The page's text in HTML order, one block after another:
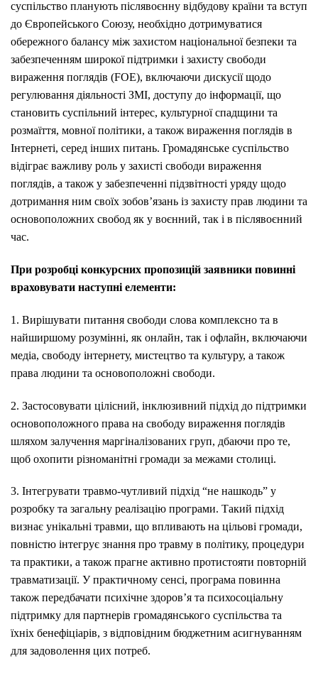
суспільство планують післявоєнну відбудову країни та вступ
до Європейського Союзу, необхідно дотримуватися
обережного балансу між захистом національної безпеки та
забезпеченням широкої підтримки і захисту свободи
вираження поглядів (FOE), включаючи дискусії щодо
регулювання діяльності ЗМІ, доступу до інформації, що
становить суспільний інтерес, культурної спадщини та
розмаїття, мовної політики, а також вираження поглядів в
Інтернеті, серед інших питань. Громадянське суспільство
відіграє важливу роль у захисті свободи вираження
поглядів, а також у забезпеченні підзвітності уряду щодо
дотримання ним своїх зобов’язань із захисту прав людини та
основоположних свобод як у воєнний, так і в післявоєнний
час.
При розробці конкурсних пропозицій заявники повинні
враховувати наступні елементи:
1. Вирішувати питання свободи слова комплексно та в
найширшому розумінні, як онлайн, так і офлайн, включаючи
медіа, свободу інтернету, мистецтво та культуру, а також
права людини та основоположні свободи.
2. Застосовувати цілісний, інклюзивний підхід до підтримки
основоположного права на свободу вираження поглядів
шляхом залучення маргіналізованих груп, дбаючи про те,
щоб охопити різноманітні громади за межами столиці.
3. Інтегрувати травмо-чутливий підхід “не нашкодь” у
розробку та загальну реалізацію програми. Такий підхід
визнає унікальні травми, що впливають на цільові громади,
повністю інтегрує знання про травму в політику, процедури
та практики, а також прагне активно протистояти повторній
травматизації. У практичному сенсі, програма повинна
також передбачати психічне здоров’я та психосоціальну
підтримку для партнерів громадянського суспільства та
їхніх бенефіціарів, з відповідним бюджетним асигнуванням
для задоволення цих потреб.